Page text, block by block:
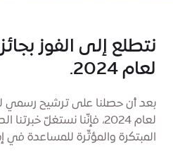
نتطلع إلى الفوز
لعام 2024.
بعد أن حصلنا على ترشيح رسمي
لعام 2024، فإنّنا نستغلّ
المبتكرة والمؤثّرة للمساعدة